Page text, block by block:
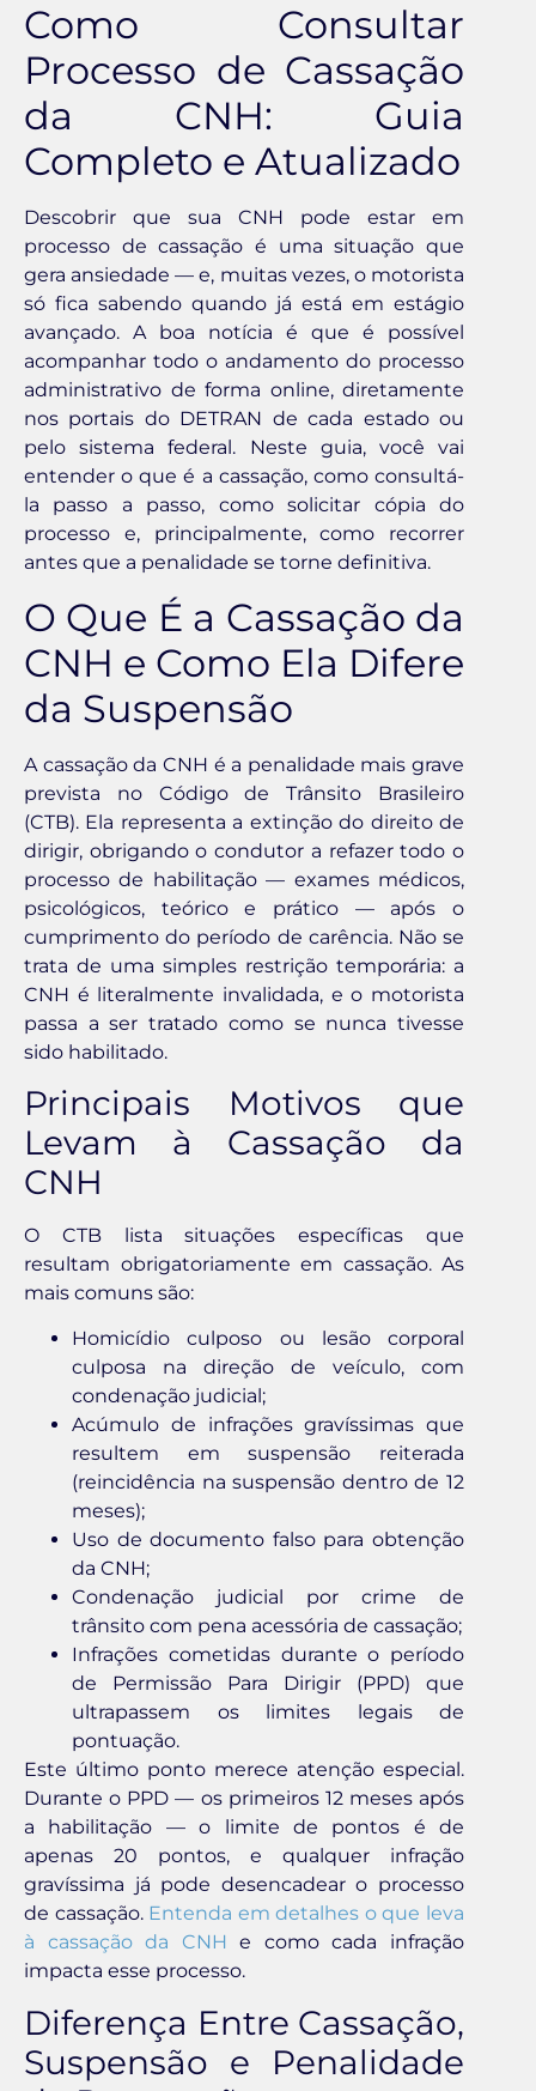
Como Consultar
Processo de Cassação
da CNH: Guia
Completo e Atualizado
Descobrir que sua CNH pode estar em
processo de cassação é uma situação que
gera ansiedade — e, muitas vezes, o motorista
só fica sabendo quando já está em estágio
avançado. A boa notícia é que é possível
acompanhar todo o andamento do processo
administrativo de forma online, diretamente
nos portais do DETRAN de cada estado ou
pelo sistema federal. Neste guia, você vai
entender o que é a cassação, como consultá-
la passo a passo, como solicitar cópia do
processo e, principalmente, como recorrer
antes que a penalidade se torne definitiva.
O Que É a Cassação da
CNH e Como Ela Difere
da Suspensão
A cassação da CNH é a penalidade mais grave
prevista no Código de Trânsito Brasileiro
(CTB). Ela representa a extinção do direito de
dirigir, obrigando o condutor a refazer todo o
processo de habilitação — exames médicos,
psicológicos, teórico e prático — após o
cumprimento do período de carência. Não se
trata de uma simples restrição temporária: a
CNH é literalmente invalidada, e o motorista
passa a ser tratado como se nunca tivesse
sido habilitado.
Principais Motivos que
Levam à Cassação da
CNH
O CTB lista situações específicas que
resultam obrigatoriamente em cassação. As
mais comuns são:
Homicídio culposo ou lesão corporal
culposa na direção de veículo, com
condenação judicial;
Acúmulo de infrações gravíssimas que
resultem em suspensão reiterada
(reincidência na suspensão dentro de 12
meses);
Uso de documento falso para obtenção
da CNH;
Condenação judicial por crime de
trânsito com pena acessória de cassação;
Infrações cometidas durante o período
de Permissão Para Dirigir (PPD) que
ultrapassem os limites legais de
pontuação.
Este último ponto merece atenção especial.
Durante o PPD — os primeiros 12 meses após
a habilitação — o limite de pontos é de
apenas 20 pontos, e qualquer infração
gravíssima já pode desencadear o processo
de cassação. Entenda em detalhes o que leva
à cassação da CNH e como cada infração
impacta esse processo.
Diferença Entre Cassação,
Suspensão e Penalidade